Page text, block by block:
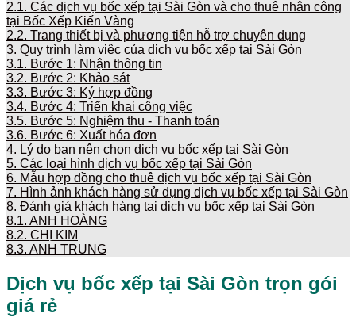
2.1. Các dịch vụ bốc xếp tại Sài Gòn và cho thuê nhân công
tại Bốc Xếp Kiến Vàng
2.2. Trang thiết bị và phương tiện hỗ trợ chuyên dụng
3. Quy trình làm việc của dịch vụ bốc xếp tại Sài Gòn
3.1. Bước 1: Nhận thông tin
3.2. Bước 2: Khảo sát
3.3. Bước 3: Ký hợp đồng
3.4. Bước 4: Triển khai công việc
3.5. Bước 5: Nghiệm thu - Thanh toán
3.6. Bước 6: Xuất hóa đơn
4. Lý do bạn nên chọn dịch vụ bốc xếp tại Sài Gòn
5. Các loại hình dịch vụ bốc xếp tại Sài Gòn
6. Mẫu hợp đồng cho thuê dịch vụ bốc xếp tại Sài Gòn
7. Hình ảnh khách hàng sử dụng dịch vụ bốc xếp tại Sài Gòn
8. Đánh giá khách hàng tại dịch vụ bốc xếp tại Sài Gòn
8.1. ANH HOÀNG
8.2. CHỊ KIM
8.3. ANH TRUNG
Dịch vụ bốc xếp tại Sài Gòn trọn gói
giá rẻ